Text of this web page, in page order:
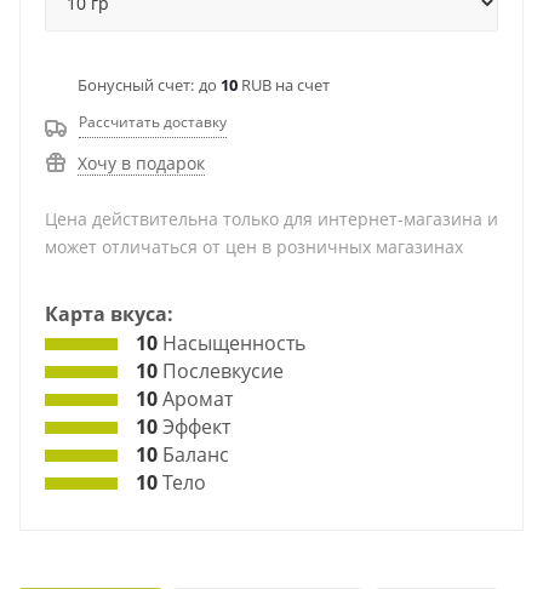
Бонусный счет: до 10 RUB на счет
Рассчитать доставку
Хочу в подарок
Цена действительна только для интернет-магазина и
может отличаться от цен в розничных магазинах
Карта вкуса:
10 Насыщенность
10 Послевкусие
10Аромат
10Эффект
10 Баланс
10Тело